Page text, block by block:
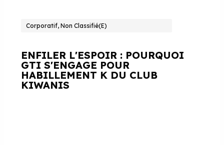
Corporatif, Non Classifié(e)
ENFILER L'ESPOIR : POURQUOI
GTI S'ENGAGE POUR
HABILLEMENT K DU CLUB
KIWANIS